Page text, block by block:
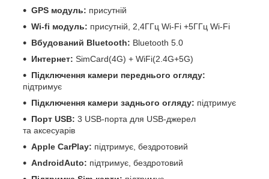
GPS модуль: присутній
Wi-fi модуль: присутній, 2,4ГГц Wi-Fi +5ГГц Wi-Fi
Вбудований Bluetooth: Bluetooth 5.0
Интернет: SimCard(4G) + WiFi(2.4G+5G)
Підключення камери переднього огляду:
підтримує
Підключення камери заднього огляду: підтримує
Порт USB: 3 USB-порта для USB-джерел
та аксесуарів
Apple CarPlay: підтримує, бездротовий
AndroidAuto: підтримує, бездротовий